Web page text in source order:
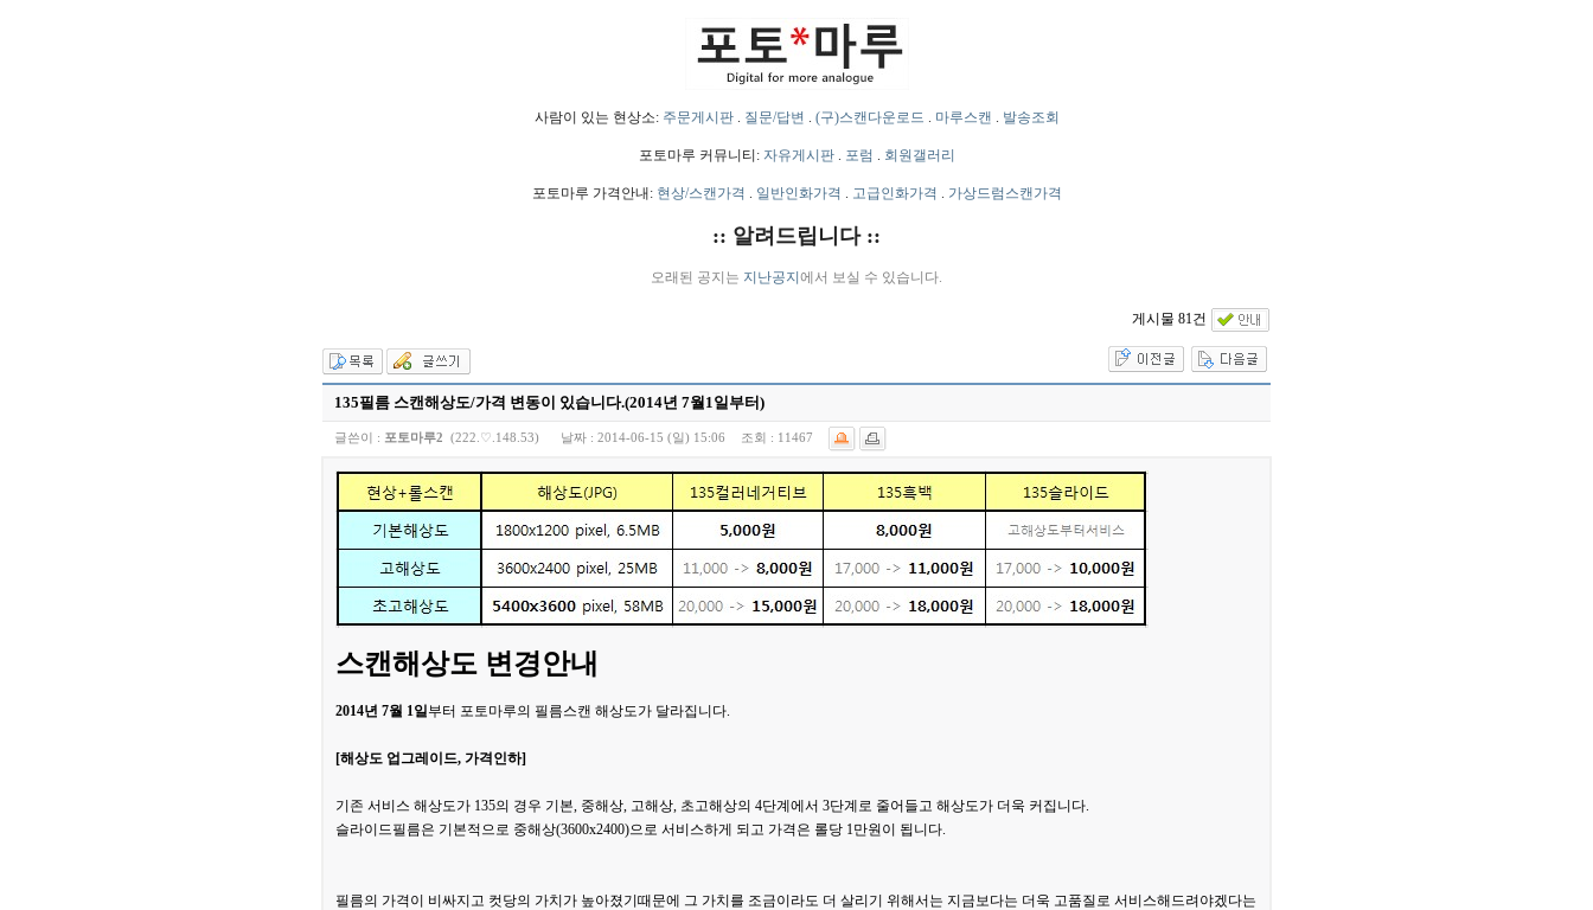
사람이 있는 현상소: 주문게시판. 질문/답변 . (구)스캔다운로드 . 마루스캔 . 발송조회
포토마루 커뮤니티: 자유게시판. 포럼 . 회원갤러리
포토마루 가격안내: 현상/스캔가격 . 일반인화가격 . 고급인화가격 . 가상드럼스캔가격
:: 알려드립니다 ::
오래된 공지는 지난공지 에서 보실 수 있습니다.
게시물 81건
135필름 스캔해상도/가격 변동이 있습니다.(2014년 7월1일부터)
글쓴이 : 포토마루2 (222.♡.148.53) 날짜 : 2014-06-15 (일) 15:06 조회 : 11467
스캔해상도 변경안내
2014년 7월 1일부터 포토마루의 필름스캔 해상도가 달라집니다.
[해상도 업그레이드, 가격인하]
기존 서비스 해상도가 135의 경우 기본, 중해상, 고해상, 초고해상의 4단계에서 3단계로 줄어들고 해상도가 더욱 커집니다.
슬라이드필름은 기본적으로 중해상(3600x2400)으로 서비스하게 되고 가격은 롤당 1만원이 됩니다.
필름의 가격이 비싸지고 컷당의 가치가 높아졌기때문에 그 가치를 조금이라도 더 살리기 위해서는 지금보다는 더욱 고품질로 서비스해드려야겠다는